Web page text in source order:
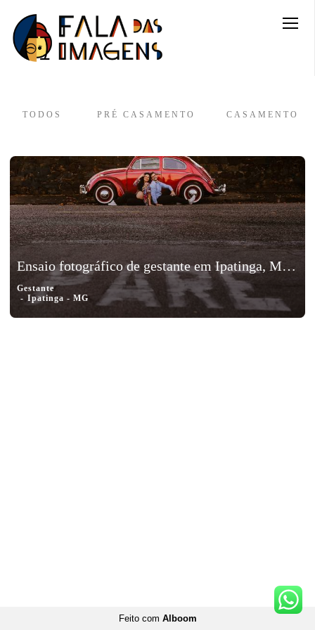
TODOS PRÉ CASAMENTO CASAMENTO
Ensaio fotográfico de gestante em Ipatinga, Minas Gerais - Babi e Tutuka
Gestante
Ipatinga - MG
Feito com Alboom